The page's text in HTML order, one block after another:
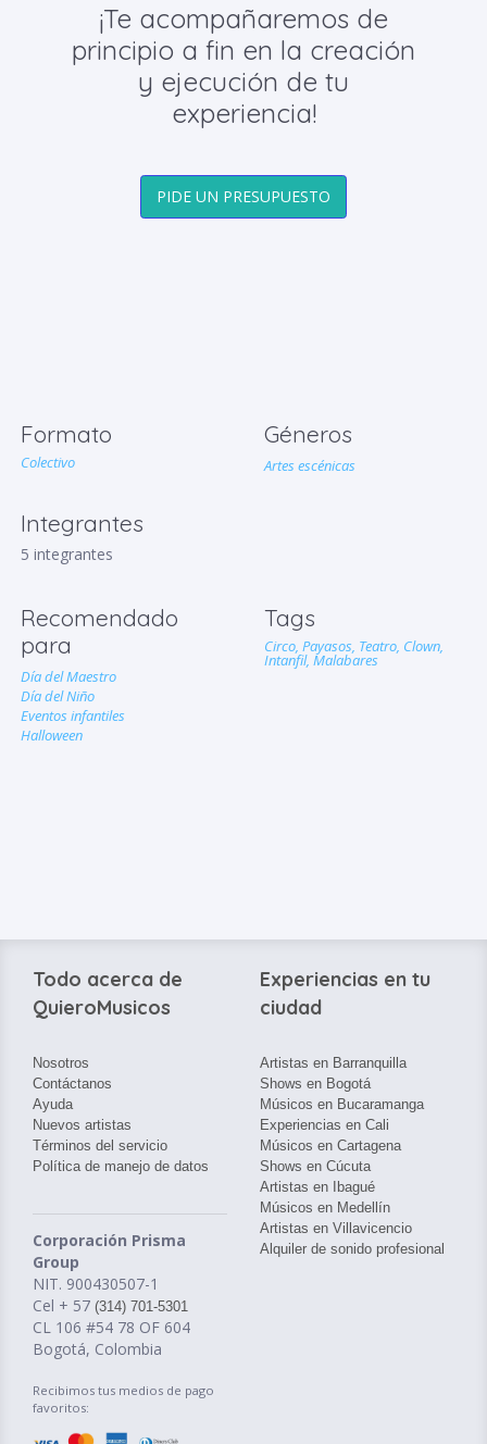
¡Te acompañaremos de
principio a fin en la creación
y ejecución de tu
experiencia!
PIDE UN PRESUPUESTO
Formato
Colectivo
Integrantes
5 integrantes
Géneros
Artes escénicas
Recomendado
para
Día del Maestro
Día del Niño
Eventos infantiles
Halloween
Tags
Circo, Payasos, Teatro, Clown,
Intanfil, Malabares
Todo acerca de
QuieroMusicos
Nosotros
Contáctanos
Ayuda
Nuevos artistas
Términos del servicio
Política de manejo de datos
Corporación Prisma
Group
NIT. 900430507-1
Cel + 57 (314) 701-5301
CL 106 #54 78 OF 604
Bogotá, Colombia
Recibimos tus medios de pago
favoritos:
Experiencias en tu
ciudad
Artistas en Barranquilla
Shows en Bogotá
Músicos en Bucaramanga
Experiencias en Cali
Músicos en Cartagena
Shows en Cúcuta
Artistas en Ibagué
Músicos en Medellín
Artistas en Villavicencio
Alquiler de sonido profesional